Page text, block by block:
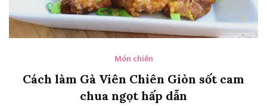
Món chiên
Cách làm Gà Viên Chiên Giòn sốt cam
chua ngọt hấp dẫn